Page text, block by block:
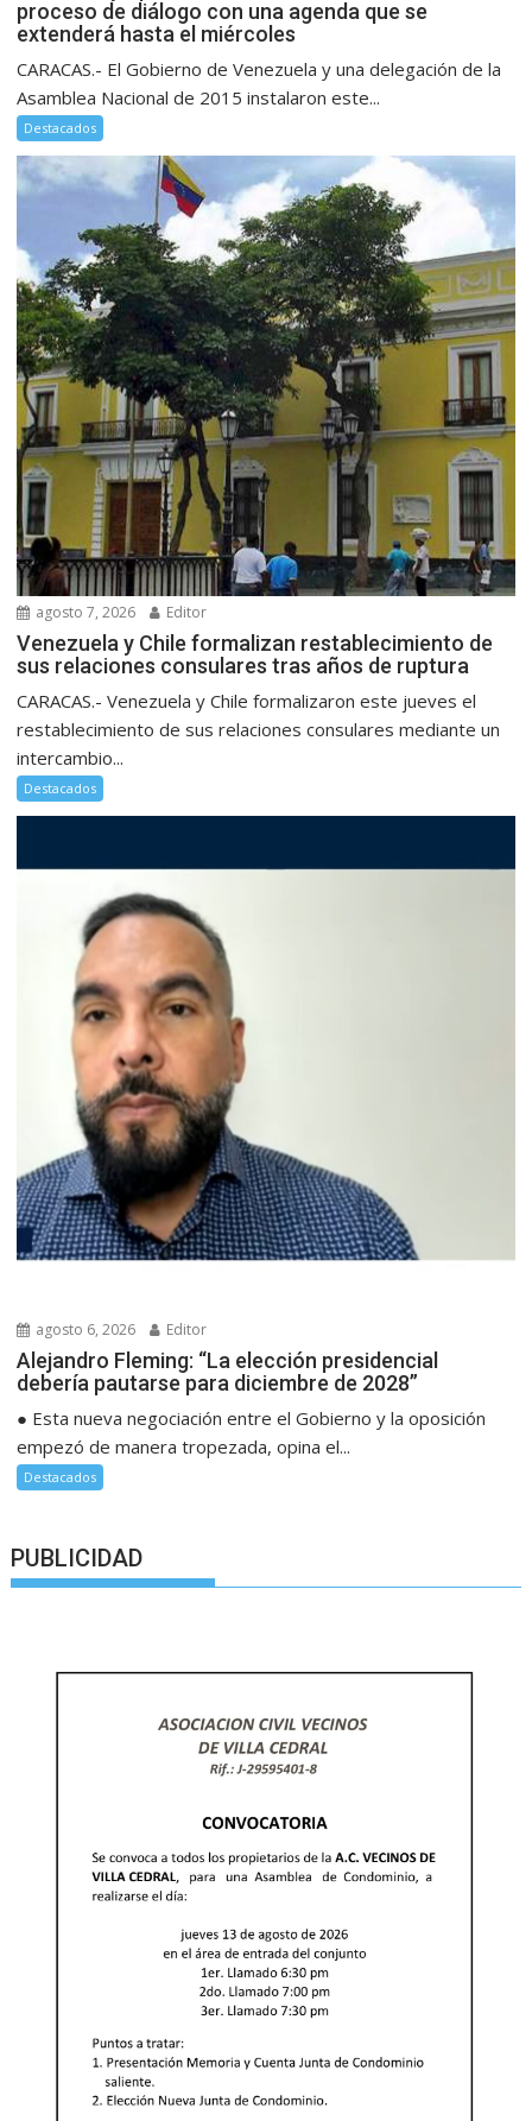
proceso de diálogo con una agenda que se
extenderá hasta el miércoles
CARACAS.- El Gobierno de Venezuela y una delegación de la
Asamblea Nacional de 2015 instalaron este...
Destacados
agosto 7, 2026 Editor
Venezuela y Chile formalizan restablecimiento de
sus relaciones consulares tras años de ruptura
CARACAS.- Venezuela y Chile formalizaron este jueves el
restablecimiento de sus relaciones consulares mediante un
intercambio...
Destacados
agosto 6, 2026 Editor
Alejandro Fleming: “La elección presidencial
debería pautarse para diciembre de 2028”
● Esta nueva negociación entre el Gobierno y la oposición
empezó de manera tropezada, opina el...
Destacados
PUBLICIDAD